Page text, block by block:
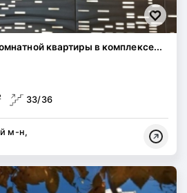
квартиры в комплексе...
33/36
м-н,